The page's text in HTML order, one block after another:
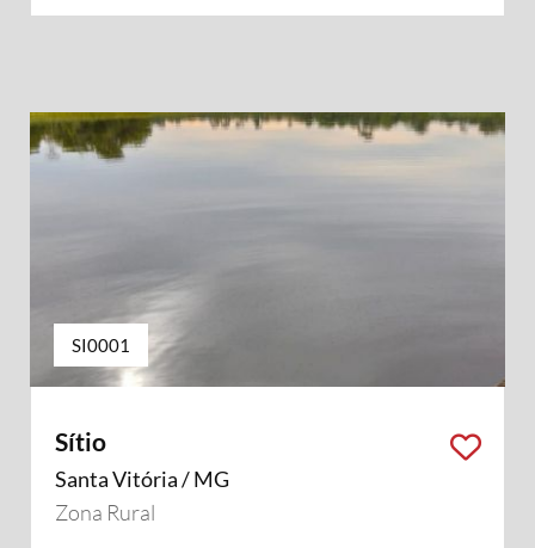
SI0001
Sítio
Santa Vitória / MG
Zona Rural